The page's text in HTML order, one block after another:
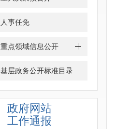
人事任免
重点领域信息公开
基层政务公开标准目录
政府网站
工作通报